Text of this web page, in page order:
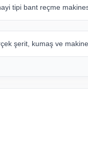
tipi bant reçme
şerit, kumaş ve